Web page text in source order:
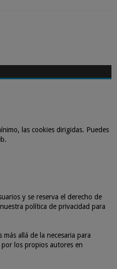
las cookies dirigidas. Puedes
y se reserva el derecho de
política de privacidad para
allá de la necesaria para
los propios autores en